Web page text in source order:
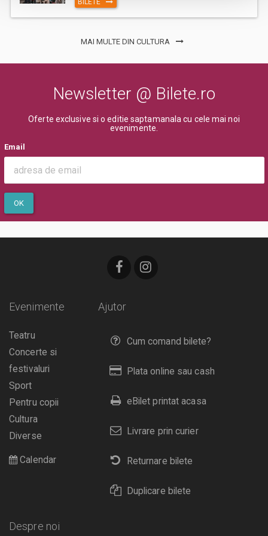
BILETE
MAI MULTE DIN CULTURA
Newsletter @ Bilete.ro
Oferte exclusive si o editie saptamanala cu cele mai noi
evenimente.
Email
OK
Ajutor
Cum comand bilete?
Plata online sau cash
eBilet printat acasa
Livrare prin curier
Returnare bilete
Duplicare bilete
Evenimente
Teatru
Concerte si
festivaluri
Sport
Pentru copii
Cultura
Diverse
Calendar
Despre noi